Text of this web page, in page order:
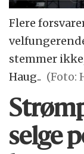
Flere
stemmer
Haug.. (Foto:
selge